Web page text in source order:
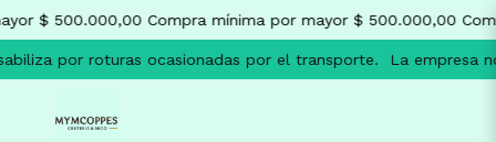
$ 500.000,00 Compra mínima por mayor $ 500.000,00
por roturas ocasionadas por el transporte. La empresa